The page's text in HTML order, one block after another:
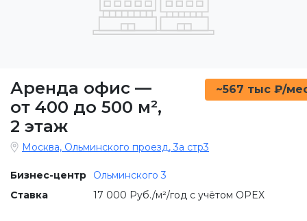
Аренда офис —
от 400 до 500 м²,
2 этаж
~567 тыс ₽/
Москва, Ольминского проезд, 3а стр3
Бизнес-центр
Ольминского 3
Ставка
17 000 Руб./м²/год с учётом OPEX